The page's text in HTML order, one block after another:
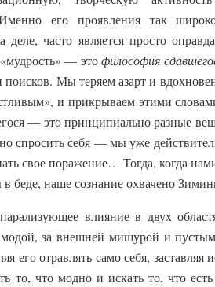
его проявления так
часто является просто
— этофилософия
Мы теряем азарт и
и прикрываем этими
— это принципиально разные
спросить себя — мы уже
свое поражение… Тогда, когда
беде, наше сознание охвачено
влияние в двух
модой, за внешней мишурой и
его отравлять само себя, заставляя
то, что модно и искать то, что